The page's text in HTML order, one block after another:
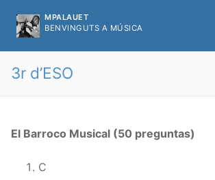
contenido
MPALAUET
BENVINGUTS A MÚSICA
3r d’ESO
El Barroco Musical (50 preguntas)
C